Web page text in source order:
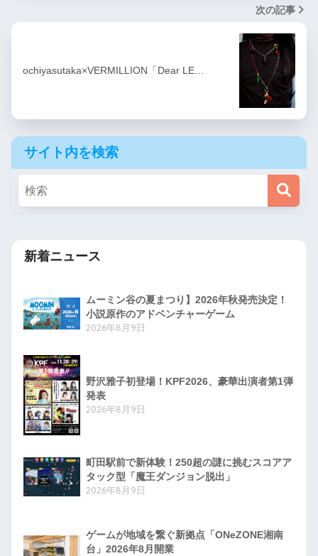
次の記事
ochiyasutaka×VERMILLION「Dear LE…
サイト内を検索
新着ニュース
ムーミン谷の夏まつり】2026年秋発売決定！
小説原作のアドベンチャーゲーム
2026年8月9日
野沢雅子初登場！KPF2026、豪華出演者第1弾
発表
2026年8月9日
町田駅前で新体験！250超の謎に挑むスコアア
タック型「魔王ダンジョン脱出」
2026年8月9日
ゲームが地域を繋ぐ新拠点「ONeZONE湘南
台」2026年8月開業